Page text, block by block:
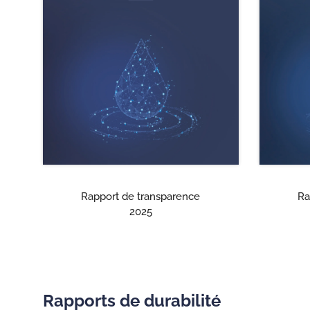
Rapport de transparence
2025
Rapports de durabilité